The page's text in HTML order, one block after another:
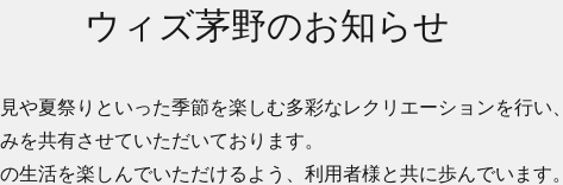
ウィズ茅野のお知らせ
や夏祭りといった季節を楽しむ多彩なレクリエーションを行い、
を共有させていただいております。
生活を楽しんでいただけるよう、利用者様と共に歩んでいます。